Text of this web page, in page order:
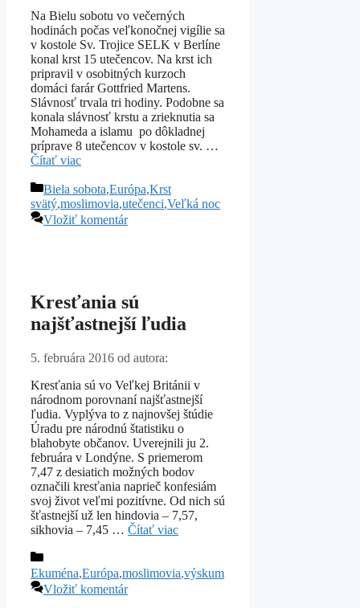
Na Bielu sobotu vo večerných
hodinách počas veľkonočnej vigílie sa
v kostole Sv. Trojice SELK v Berlíne
konal krst 15 utečencov. Na krst ich
pripravil v osobitných kurzoch
domáci farár Gottfried Martens.
Slávnosť trvala tri hodiny. Podobne sa
konala slávnosť krstu a zrieknutia sa
Mohameda a islamu po dôkladnej
príprave 8 utečencov v kostole sv. …
Čítať viac
Kategórie
Biela sobota,Európa,Krst
svätý,moslimovia,utečenci,Veľká noc
Vložiť komentár
Kresťania sú
najšťastnejší ľudia
5. februára 2016 od autora:
Kresťania sú vo Veľkej Británii v
národnom porovnaní najšťastnejší
ľudia. Vyplýva to z najnovšej štúdie
Úradu pre národnú štatistiku o
blahobyte občanov. Uverejnili ju 2.
februára v Londýne. S priemerom
7,47 z desiatich možných bodov
označili kresťania naprieč konfesiám
svoj život veľmi pozitívne. Od nich sú
šťastnejší už len hindovia – 7,57,
sikhovia – 7,45 … Čítať viac
Kategórie
Ekuména,Európa,moslimovia,výskum
Vložiť komentár